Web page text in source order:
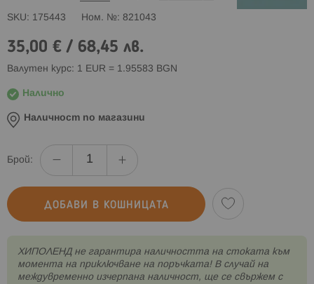
SKU 175443 Ном. № 821043
35,00 € / 68,45 лв.
Валутен курс: 1 EUR = 1.95583 BGN
Налично
Наличност по магазини
Брой:
ДОБАВИ В КОШНИЦАТА
XИПОЛЕНД не гарантира наличността на стоката към
момента на приключване на поръчката! В случай на
междувременно изчерпана наличност, ще се свържем с